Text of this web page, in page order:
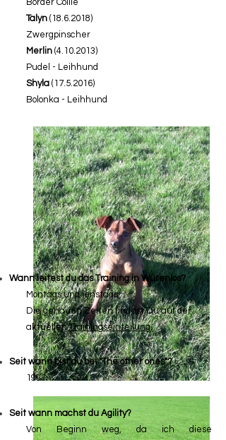
1991
Seit wann machst du Agility?
Seit wann bist du bei "The other ones"?
Von Beginn weg, da ich diese
Wann leitest du das Training in Würenlos?
Montags und ienstags.
Die genauen Zeiten findest Du auf der
aktuellenTrainingseinteilung.
Border Collie
Talyn (18.6.2018)
Zwergpinscher
Merlin (4.10.2013)
Pudel - Leihhund
Shyla (17.5.2016)
Bolonka - Leihhund